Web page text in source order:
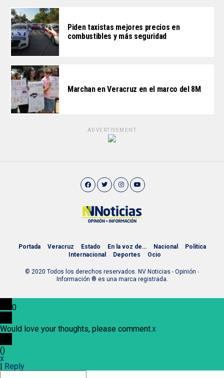
Piden taxistas mejores precios en
combustibles y más seguridad
Marchan en Veracruz en el marco del 8M
ADVERTISEMENT
Portada Veracruz Estado En la voz de… Nacional
Política
Internacional
Deportes Ocio
© 2020 Todos los derechos reservados. NV Noticias - Opinión ∙
Información ® es una marca registrada.
0
Would love your thoughts, please comment.x
()
x
Reply